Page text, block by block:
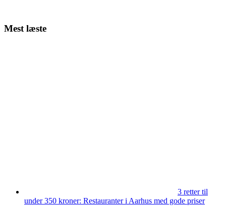
Mest læste
3 retter til
under 350 kroner: Restauranter i Aarhus med gode priser